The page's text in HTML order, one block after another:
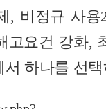
, 비정규 사용
고요건 강화,
하나를 선